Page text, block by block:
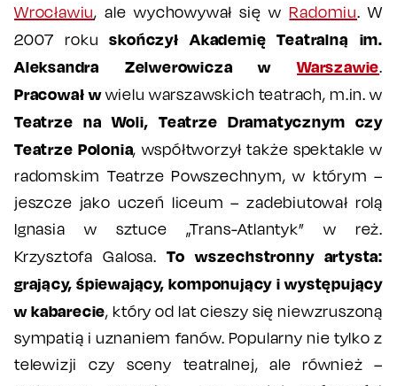
Wrocławiu, ale wychowywał się w Radomiu. W
2007 rokuskończył Akademię Teatralną im.
Aleksandra Zelwerowicza wWarszawie.
Pracował wwielu warszawskich teatrach, m.in. w
Teatrze na Woli, Teatrze Dramatycznym czy
Teatrze Polonia, współtworzył także spektakle w
radomskim Teatrze Powszechnym, w którym –
jeszcze jako uczeń liceum – zadebiutował rolą
Ignasia w sztuce „Trans-Atlantyk” w reż.
Krzysztofa Galosa.To wszechstronny artysta:
grający, śpiewający, komponujący i występujący
w kabarecie, który od lat cieszy się niewzruszoną
sympatią i uznaniem fanów. Popularny nie tylko z
telewizji czy sceny teatralnej, ale również –